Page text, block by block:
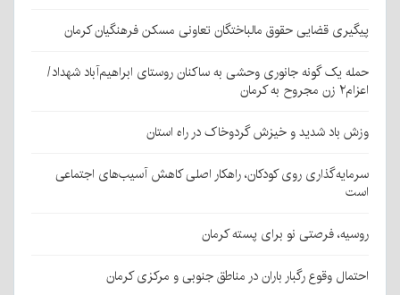
پیگیری قضایی حقوق مالباختگان تعاونی مسکن فرهنگیان کرمان
حمله یک گونه جانوری وحشی به ساکنان روستای ابراهیم‌آباد شهداد/
اعزام۲ زن مجروح به کرمان
وزش باد شدید و خیزش گردوخاک در راه استان
سرمایه‌گذاری روی کودکان، راهکار اصلی کاهش آسیب‌های اجتماعی
است
روسیه، فرصتی نو برای پسته کرمان
احتمال وقوع رگبار باران در مناطق جنوبی و مرکزی کرمان